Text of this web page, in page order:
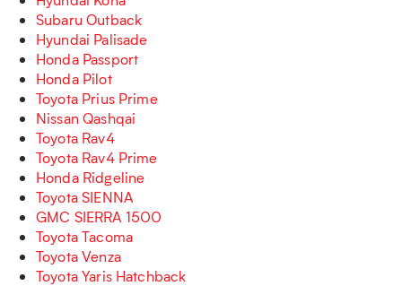
Subaru Outback
Hyundai Palisade
Honda Passport
Honda Pilot
Toyota Prius Prime
Nissan Qashqai
Toyota Rav4
Toyota Rav4 Prime
Honda Ridgeline
Toyota SIENNA
GMC SIERRA 1500
Toyota Tacoma
Toyota Venza
Toyota Yaris Hatchback